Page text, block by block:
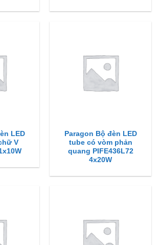
LED
V
Paragon Bộ đèn LED
tube có vòm phản
quang PIFE436L72
4x20W